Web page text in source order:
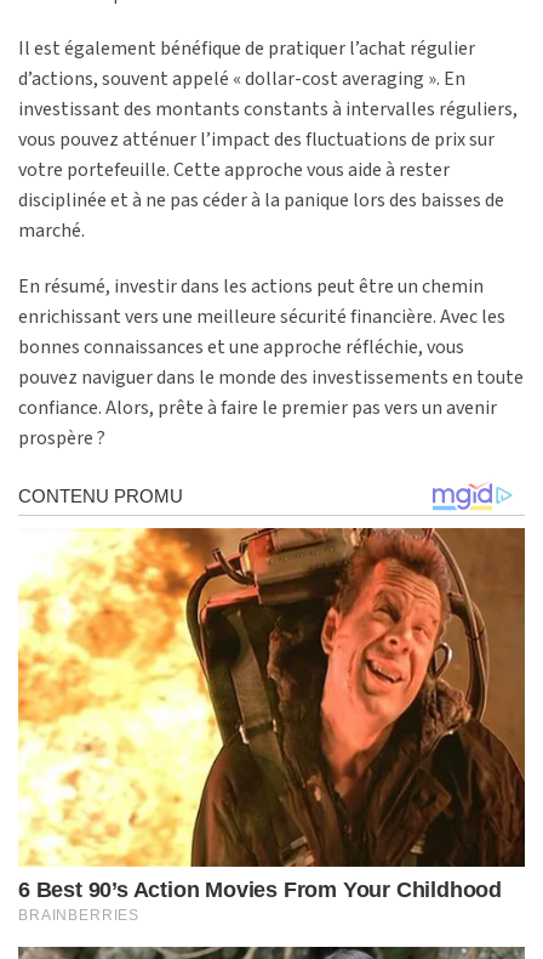
Il est également bénéfique de pratiquer l’achat régulier
d’actions, souvent appelé « dollar-cost averaging ». En
investissant des montants constants à intervalles réguliers,
vous pouvez atténuer l’impact des fluctuations de prix sur
votre portefeuille. Cette approche vous aide à rester
disciplinée et à ne pas céder à la panique lors des baisses de
marché.
En résumé, investir dans les actions peut être un chemin
enrichissant vers une meilleure sécurité financière. Avec les
bonnes connaissances et une approche réfléchie, vous
pouvez naviguer dans le monde des investissements en toute
confiance. Alors, prête à faire le premier pas vers un avenir
prospère ?